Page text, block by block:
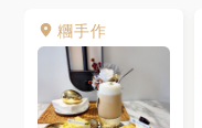
糰手作